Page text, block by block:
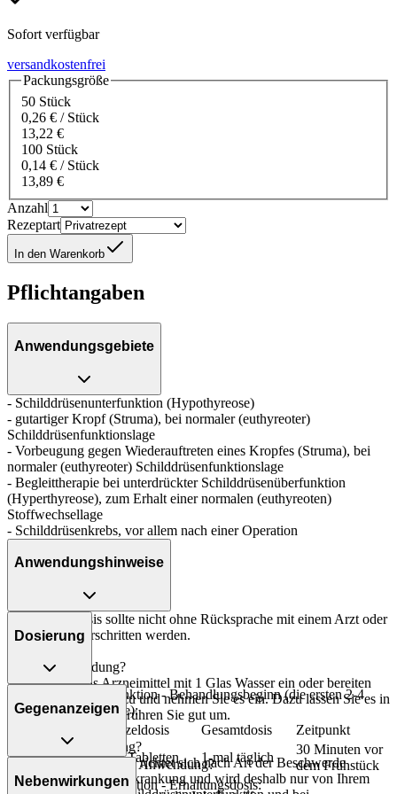
Sofort verfügbar
versandkostenfrei
Packungsgröße
50 Stück
0,26 € / Stück
13,22 €
100 Stück
0,14 € / Stück
13,89 €
Anzahl
Rezeptart
In den Warenkorb
Pflichtangaben
Anwendungsgebiete
- Schilddrüsenunterfunktion (Hypothyreose)
- gutartiger Kropf (Struma), bei normaler (euthyreoter)
Schilddrüsenfunktionslage
- Vorbeugung gegen Wiederauftreten eines Kropfes (Struma), bei
normaler (euthyreoter) Schilddrüsenfunktionslage
- Begleittherapie bei unterdrückter Schilddrüsenüberfunktion
(Hyperthyreose), zum Erhalt einer normalen (euthyreoten)
Stoffwechsellage
- Schilddrüsenkrebs, vor allem nach einer Operation
Anwendungshinweise
Die Gesamtdosis sollte nicht ohne Rücksprache mit einem Arzt oder
Apotheker überschritten werden.
Art der Anwendung?
Nehmen Sie das Arzneimittel mit 1 Glas Wasser ein oder bereiten
Sie das Arzneimittel zu und nehmen Sie es ein. Dazu lassen Sie es in
Wasser zerfallen und rühren Sie gut um.
Dauer der Anwendung?
Die Anwendungsdauer richtet sich nach Art der Beschwerde
und/oder Dauer der Erkrankung und wird deshalb nur von Ihrem
Dosierung
Schilddrüsenunterfunktion - Behandlungsbeginn (die ersten 2-4
Wochen der Therapie):
Einzeldosis Gesamtdosis
Zeitpunkt
Erwachsene
1-2 Tabletten 1-mal täglich
30 Minuten vor
dem Frühstück
Schilddrüsenunterfunktion - Erhaltungsdosis:
Gegenanzeigen
Was spricht gegen eine Anwendung?
Nebenwirkungen